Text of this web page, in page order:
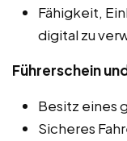
Fähigkeit,
digital zu
Führerschein
Besitz eines
Sicheres